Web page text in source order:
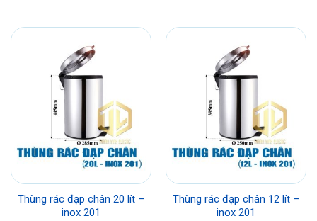
Thùng rác đạp chân 20 lít –
inox 201
Thùng rác đạp chân 12 lít –
inox 201